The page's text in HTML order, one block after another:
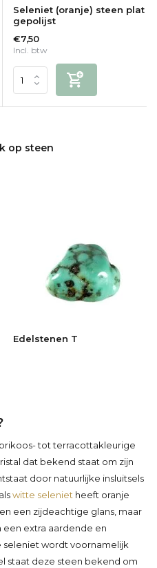
Seleniet (oranje) steen plat
gepolijst
€7,50
Incl. btw
op steen
Edelstenen T
tot terracottakleurige
dat bekend staat om zijn
door natuurlijke insluitsels
witte seleniet heeft oranje
een zijdeachtige glans, maar
extra aardende en
wordt voornamelijk
staat deze steen bekend om